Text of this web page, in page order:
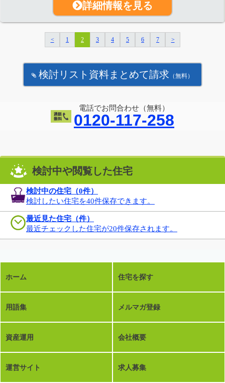
詳細情報を見る
< 1 2 3 4 5 6 7 >
検討リスト資料まとめて請求 （無料）
電話でお問合わせ（無料）
0120-117-258
検討中や閲覧した住宅
検討中の住宅（0件）
検討したい住宅を40件保存できます。
最近見た住宅（件）
最近チェックした住宅が20件保存されます。
ホーム 住宅を探す
用語集 メルマガ登録
資産運用 会社概要
運営サイト 求人募集